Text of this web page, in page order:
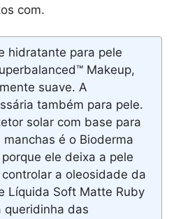
com.
hidratante para pele
Makeup,
suave. A
também para pele.
solar com base para
é o Bioderma
ele deixa a pele
a oleosidade da
Líquida Soft Matte Ruby
queridinha das